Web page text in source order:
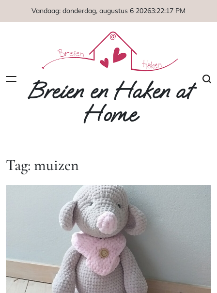
Vandaag: donderdag, augustus 6 20263:22:17 PM
Breien en Haken at
Home
Tag: muizen